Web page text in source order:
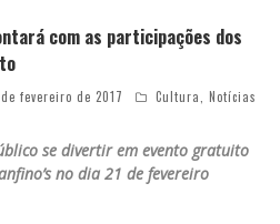
com as participações dos
fevereiro de 2017 Cultura Notícias
se divertir em evento gratuito
no dia 21 de fevereiro